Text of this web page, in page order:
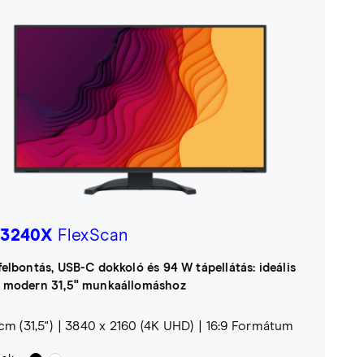
FlexScan
USB-C dokkoló és 94 W tápellátás: ideális
modern 31,5" munkaállomáshoz
(31,5") 3840 x 2160 (4K UHD) 16:9 Formátum